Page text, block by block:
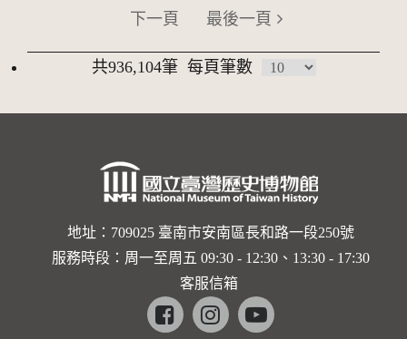
下一頁 最後一頁
共936,104筆 每頁筆數
地址：709025 臺南市安南區長和路一段250號
服務時段：周一至周五 09:30 - 12:30、13:30 - 17:30
客服信箱
Facebookinstagramyoutube